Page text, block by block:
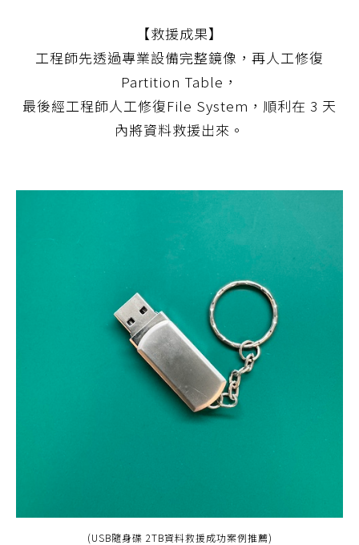
【救援成果】
工程師先透過專業設備完整鏡像，再人工修復
Partition Table，
最後經工程師人工修復File System，順利在 3 天
內將資料救援出來。
(USB隨身碟 2TB資料救援成功案例推薦)